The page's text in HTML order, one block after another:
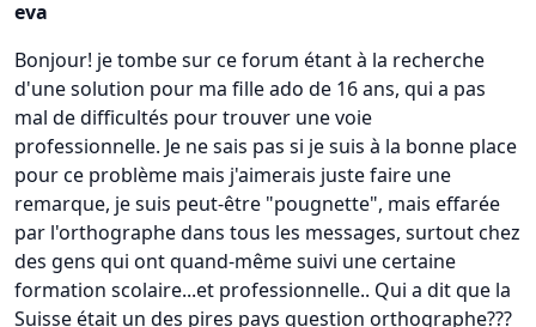
eva
Bonjour! je tombe sur ce forum étant à la recherche
d'une solution pour ma fille ado de 16 ans, qui a pas
mal de difficultés pour trouver une voie
professionnelle. Je ne sais pas si je suis à la bonne place
pour ce problème mais j'aimerais juste faire une
remarque, je suis peut-être "pougnette", mais effarée
par l'orthographe dans tous les messages, surtout chez
des gens qui ont quand-même suivi une certaine
formation scolaire...et professionnelle.. Qui a dit que la
Suisse était un des pires pays question orthographe???